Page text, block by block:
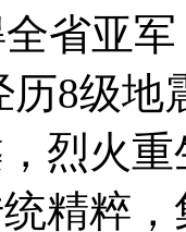
省亚
级地震
烈火
精粹